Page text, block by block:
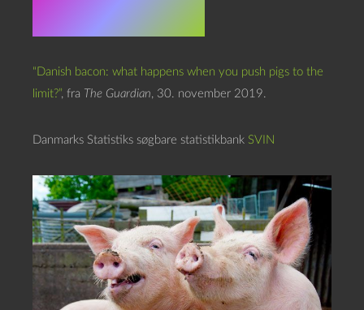
De løse links
“Danish bacon: what happens when you push pigs to the
limit?”, fra The Guardian, 30. november 2019.
Danmarks Statistiks søgbare statistikbank SVIN